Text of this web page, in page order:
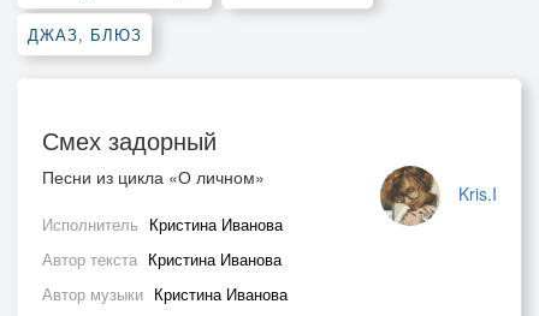
ДЖАЗ, БЛЮЗ
Смех задорный
Kris.I
Песни из цикла «О личном»
Исполнитель Кристина Иванова
Автор текста Кристина Иванова
Автор музыки Кристина Иванова